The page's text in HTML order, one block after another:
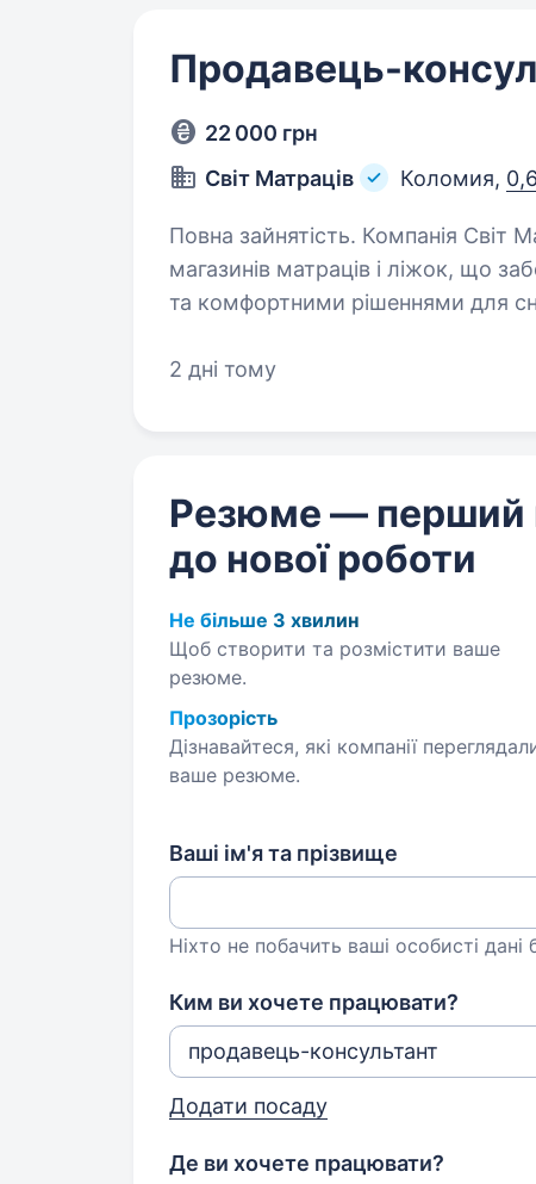
Продавець-
22 000 грн
Світ Матраців
Коломия,
Повна зайнятість. Компанія Світ Матраців — провідна українська мережа
магазинів матраців і ліжок, що
та комфортними рішеннями для
2 дні тому
Резюме — перший
до нової роботи
Не більше 3 хвилин
Щоб створити та розмістити ваше
резюме.
Прозорість
Дізнавайтеся, які компанії
ваше резюме.
Ваші ім'я та прізвище
Ніхто не побачить ваші особисті
Ким ви хочете працювати?
Додати посаду
Де ви хочете працювати?